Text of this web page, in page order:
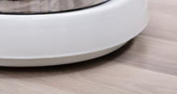
de pois
de Whey en Poudre
au chocolat issu de vaches
à l'herbe
lait de vache nourrie à l'herbe à
vache nourrie à l'herbe